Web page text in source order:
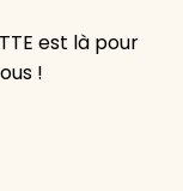
est là pour
!